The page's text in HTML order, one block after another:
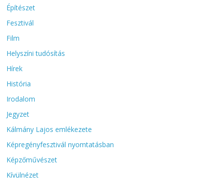
Építészet
Fesztivál
Film
Helyszíni tudósítás
Hírek
História
Irodalom
Jegyzet
Kálmány Lajos emlékezete
Képregényfesztivál nyomtatásban
Képzőművészet
Kívülnézet